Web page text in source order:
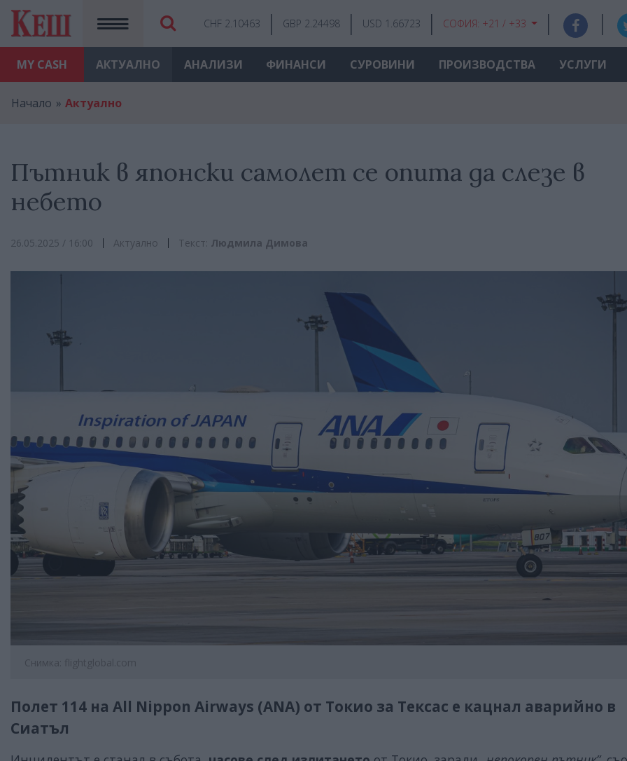
MY CASH
CHF 2.10463 GBP 2.24498 USD 1.66723 СОФИЯ: +21 / +33
АКТУАЛНО АНАЛИЗИ ФИНАНСИ СУРОВИНИ ПРОИЗВОДСТВА УСЛУГИ
Начало Актуално
Пътник в японски самолет се опита да слезе в
небето
26.05.2025 / 16:00 Актуално Текст: Людмила Димова
Снимка: flightglobal.com
Полет 114 на All Nippon Airways (ANA) от Токио за Тексас е кацнал аварийно в
Сиатъл